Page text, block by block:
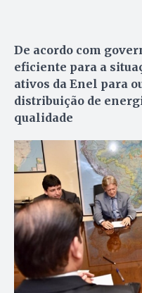
De acordo com
eficiente para a
ativos da Enel para
distribuição de
qualidade